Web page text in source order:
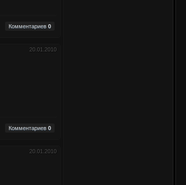
Комментариев 0
20.01.2010
Комментариев 0
20.01.2010